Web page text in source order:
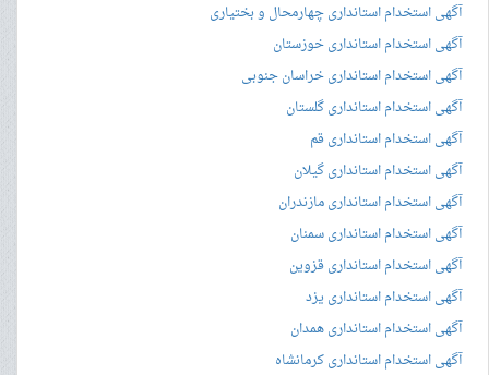
آگهی استخدام استانداری چهارمحال و بختیاری
آگهی استخدام استانداری خوزستان
آگهی استخدام استانداری خراسان جنوبی
آگهی استخدام استانداری گلستان
آگهی استخدام استانداری قم
آگهی استخدام استانداری گیلان
آگهی استخدام استانداری مازندران
آگهی استخدام استانداری سمنان
آگهی استخدام استانداری قزوین
آگهی استخدام استانداری یزد
آگهی استخدام استانداری همدان
آگهی استخدام استانداری کرمانشاه